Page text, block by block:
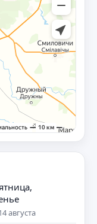
августа